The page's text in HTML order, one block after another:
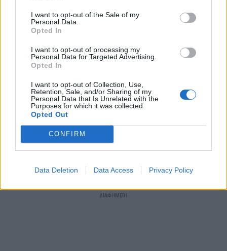
I want to opt-out of the Sale of my
Personal Data.
Opted In
I want to opt-out of processing my
Personal Data for Targeted Advertising.
Opted In
I want to opt-out of Collection, Use,
Retention, Sale, and/or Sharing of my
Personal Data that Is Unrelated with the
Purposes for which it was collected.
Opted Out
CONFIRM
Data Deletion Data Access Privacy Policy
Ακολουθήστε τοnotospress.grστο Google News και
μάθετε πρώτοιόλες τις ειδήσεις
TAGS: ΣΑΝ ΣΗΜΕΡΑ ΡΟΚ ΜΟΥΣΙΚΗ
ΤΡΑΓΟΥΔΙΣΤΗΣ
ΠΑΥΛΟΣ ΣΙΔΗΡΟΠΟΥΛΟΣ
ΝΑΡΚΩΤΙΚΑ